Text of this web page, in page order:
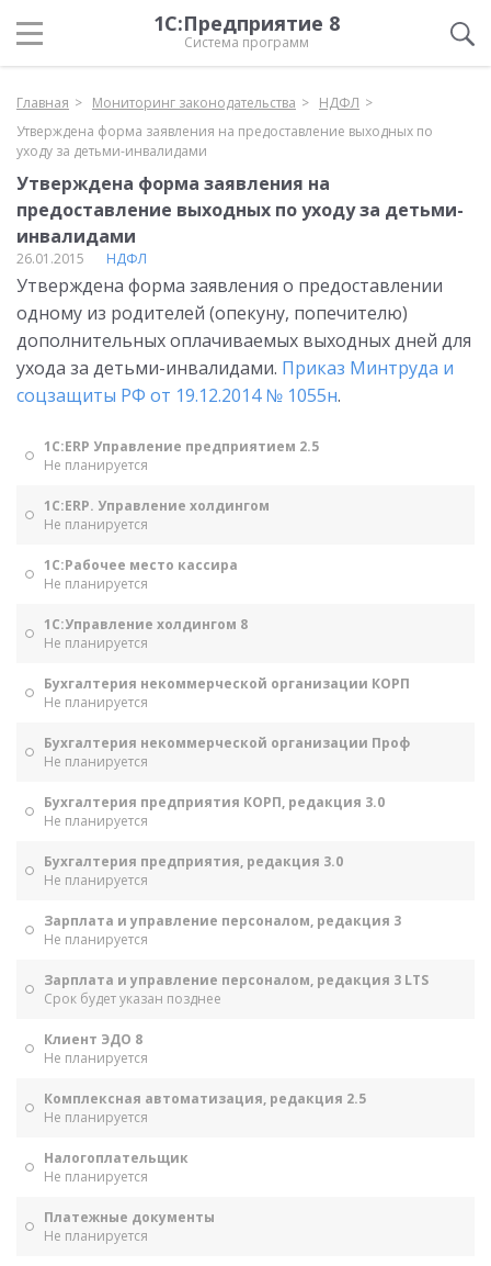
1С:Предприятие 8
Система программ
Главная Мониторинг законодательства
НДФЛ
Утверждена форма заявления на предоставление выходных по
уходу за детьми-инвалидами
Утверждена форма заявления на
предоставление выходных по уходу за детьми-
инвалидами
26.01.2015 НДФЛ
Утверждена форма заявления о предоставлении
одному из родителей (опекуну, попечителю)
дополнительных оплачиваемых выходных дней для
ухода за детьми-инвалидами. Приказ Минтруда и
соцзащиты РФ от 19.12.2014 № 1055н.
1С:ERP Управление предприятием 2.5
Не планируется
1С:ERP. Управление холдингом
Не планируется
1С:Рабочее место кассира
Не планируется
1С:Управление холдингом 8
Не планируется
Бухгалтерия некоммерческой организации КОРП
Не планируется
Бухгалтерия некоммерческой организации Проф
Не планируется
Бухгалтерия предприятия КОРП, редакция 3.0
Не планируется
Бухгалтерия предприятия, редакция 3.0
Не планируется
Зарплата и управление персоналом, редакция 3
Не планируется
Зарплата и управление персоналом, редакция 3 LTS
Срок будет указан позднее
Клиент ЭДО 8
Не планируется
Комплексная автоматизация, редакция 2.5
Не планируется
Налогоплательщик
Не планируется
Платежные документы
Не планируется